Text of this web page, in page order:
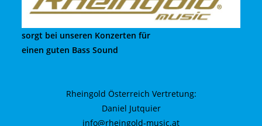
sorgt bei unseren Konzerten für
einen guten Bass Sound
Rheingold Österreich Vertretung:
Daniel Jutquier
info@rheingold-music.at